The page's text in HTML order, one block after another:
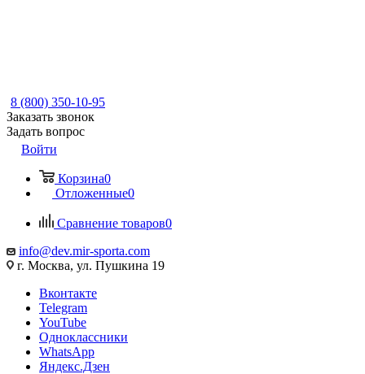
8 (800) 350-10-95
Заказать звонок
Задать вопрос
Войти
Корзина0
Отложенные0
Сравнение товаров0
info@dev.mir-sporta.com
г. Москва, ул. Пушкина 19
Вконтакте
Telegram
YouTube
Одноклассники
WhatsApp
Яндекс.Дзен